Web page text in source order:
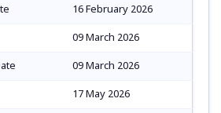
16 February 2026
09 March 2026
09 March 2026
17 May 2026